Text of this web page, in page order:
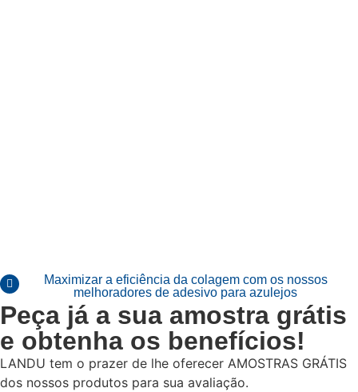
Maximizar a eficiência da colagem com os nossos
melhoradores de adesivo para azulejos
Peça já a sua amostra grátis
e obtenha os benefícios!
LANDU tem o prazer de lhe oferecer AMOSTRAS GRÁTIS
dos nossos produtos para sua avaliação.